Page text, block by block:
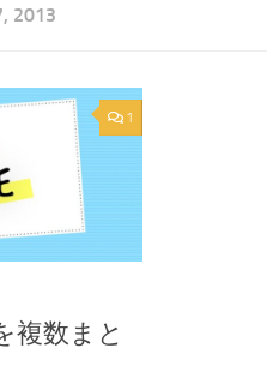
2013
1
複数まと